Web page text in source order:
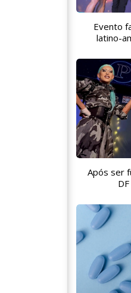
Evento
latino-
Após ser